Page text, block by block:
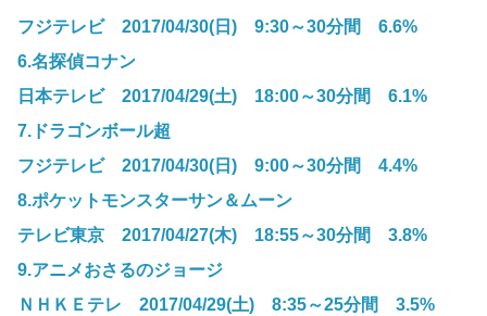
フジテレビ 2017/04/30(日) 9:30～30分間 6.6%
6.名探偵コナン
日本テレビ 2017/04/29(土) 18:00～30分間 6.1%
7.ドラゴンボール超
フジテレビ 2017/04/30(日) 9:00～30分間 4.4%
8.ポケットモンスターサン＆ムーン
テレビ東京 2017/04/27(木) 18:55～30分間 3.8%
9.アニメおさるのジョージ
ＮＨＫＥテレ 2017/04/29(土) 8:35～25分間 3.5%